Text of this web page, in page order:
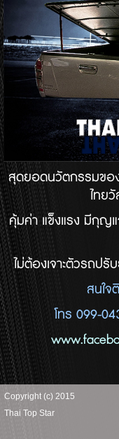
สุดยอดนวัตกรรมขอ
ไทย
คุ้มค่าแข็งแรง มีกุญ
ไม่ต้องเจาะตัวรถปรั
สนใ
โทร 099-
Copyright (c) 2015
Thai Top Star